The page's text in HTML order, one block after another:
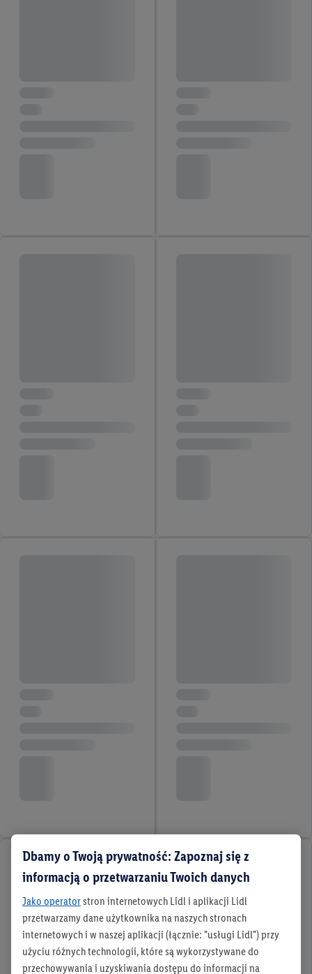
Dbamy o Twoją prywatność: Zapoznaj się z
informacją o przetwarzaniu Twoich danych
Jako operatorstron internetowych Lidl i aplikacji Lidl
przetwarzamy dane użytkownika na naszych stronach
internetowych i w naszej aplikacji (łącznie: "usługi Lidl") przy
użyciu różnych technologii, które są wykorzystywane do
przechowywania i uzyskiwania dostępu do informacji na